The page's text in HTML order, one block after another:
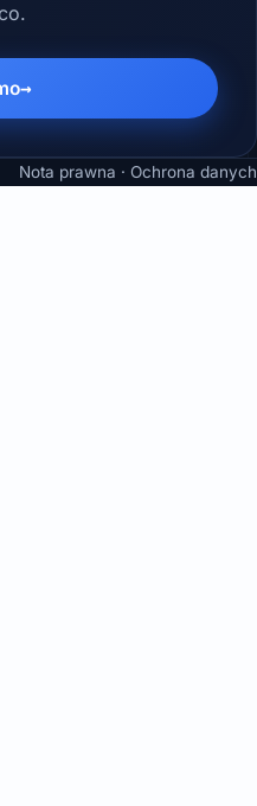
Nota prawna · Ochrona danych